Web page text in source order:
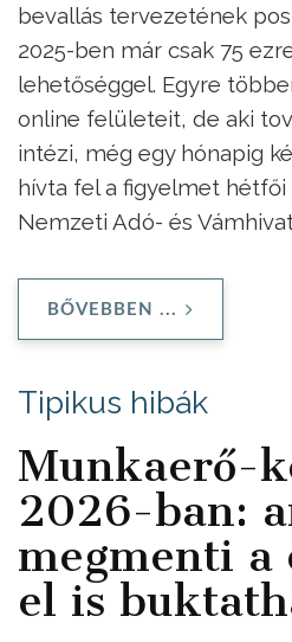
bevallás tervezetének
2025-ben már csak 75
lehetőséggel. Egyre
online felületeit, de aki
intézi, még egy hónapig
hívta fel a figyelmet
Nemzeti Adó- és
BŐVEBBEN ...
Tipikus hibák
Munkaerő-
2026-ban:
megmenti a
el is